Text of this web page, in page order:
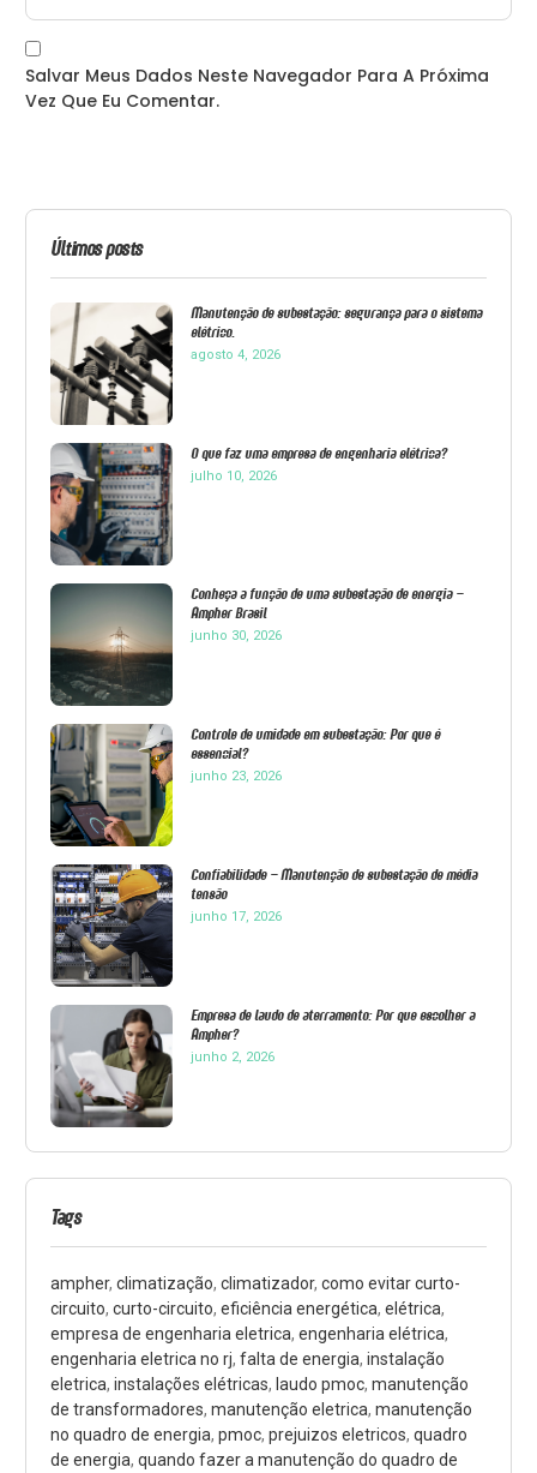
Salvar Meus Dados Neste Navegador Para A Próxima
Vez Que Eu Comentar.
Últimos posts
Manutenção de subestação: segurança para o sistema
elétrico.
agosto 4, 2026
O que faz uma empresa de engenharia elétrica?
julho 10, 2026
Conheça a função de uma subestação de energia –
Ampher Brasil
junho 30, 2026
Controle de umidade em subestação: Por que é
essencial?
junho 23, 2026
Confiabilidade – Manutenção de subestação de média
tensão
junho 17, 2026
Empresa de laudo de aterramento: Por que escolher a
Ampher?
junho 2, 2026
Tags
ampher, climatização, climatizador, como evitar curto-
circuito, curto-circuito, eficiência energética, elétrica,
empresa de engenharia eletrica, engenharia elétrica,
engenharia eletrica no rj, falta de energia, instalação
eletrica, instalações elétricas, laudo pmoc, manutenção
de transformadores, manutenção eletrica, manutenção
no quadro de energia, pmoc, prejuizos eletricos, quadro
de energia, quando fazer a manutenção do quadro de